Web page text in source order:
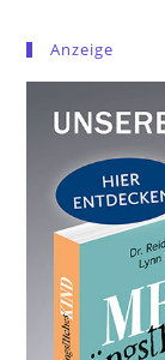
Anzeige